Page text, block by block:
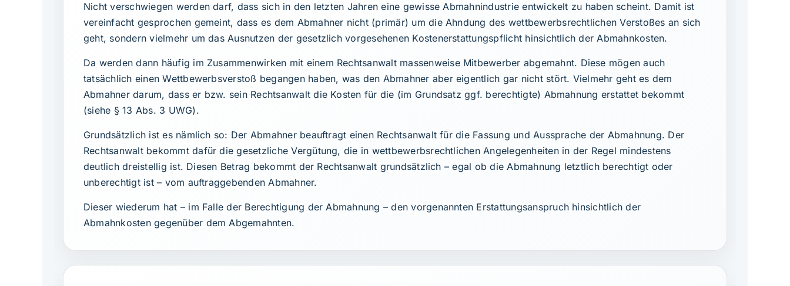
Nicht verschwiegen werden darf, dass sich in den letzten Jahren eine gewisse Abmahnindustrie entwickelt zu haben scheint. Damit ist
vereinfacht gesprochen gemeint, dass es dem Abmahner nicht (primär) um die Ahndung des wettbewerbsrechtlichen Verstoßes an sich
geht, sondern vielmehr um das Ausnutzen der gesetzlich vorgesehenen Kostenerstattungspflicht hinsichtlich der Abmahnkosten.
Da werden dann häufig im Zusammenwirken mit einem Rechtsanwalt massenweise Mitbewerber abgemahnt. Diese mögen auch
tatsächlich einen Wettbewerbsverstoß begangen haben, was den Abmahner aber eigentlich gar nicht stört. Vielmehr geht es dem
Abmahner darum, dass er bzw. sein Rechtsanwalt die Kosten für die (im Grundsatz ggf. berechtigte) Abmahnung erstattet bekommt
(siehe § 13 Abs. 3 UWG).
Grundsätzlich ist es nämlich so: Der Abmahner beauftragt einen Rechtsanwalt für die Fassung und Aussprache der Abmahnung. Der
Rechtsanwalt bekommt dafür die gesetzliche Vergütung, die in wettbewerbsrechtlichen Angelegenheiten in der Regel mindestens
deutlich dreistellig ist. Diesen Betrag bekommt der Rechtsanwalt grundsätzlich – egal ob die Abmahnung letztlich berechtigt oder
unberechtigt ist – vom auftraggebenden Abmahner.
Dieser wiederum hat – im Falle der Berechtigung der Abmahnung – den vorgenannten Erstattungsanspruch hinsichtlich der
Abmahnkosten gegenüber dem Abgemahnten.